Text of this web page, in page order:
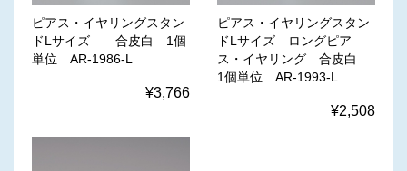
ピアス・イヤリングスタン
ドLサイズ 合皮白 1個
単位 AR-1986-L
¥3,766
ピアス・イヤリングスタン
ドLサイズ ロングピア
ス・イヤリング 合皮白
1個単位 AR-1993-L
¥2,508